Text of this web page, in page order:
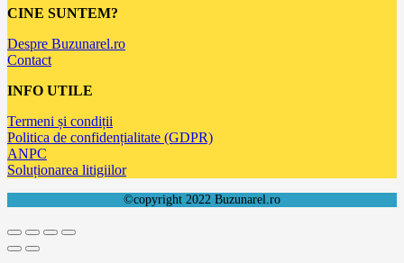
CINE SUNTEM?
Despre Buzunarel.ro
Contact
INFO UTILE
Termeni și condiții
Politica de confidențialitate (GDPR)
ANPC
Soluționarea litigiilor
©copyright 2022 Buzunarel.ro